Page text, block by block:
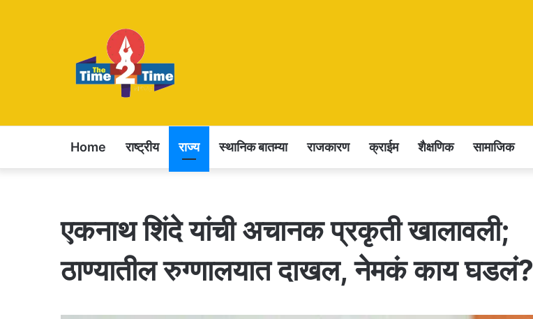
Home राष्ट्रीय राज्य स्थानिक बातम्या राजकारण क्राईम शैक्षणिक सामाजिक
एकनाथ शिंदे यांची अचानक प्रकृती खालावली;
ठाण्यातील रुग्णालयात दाखल, नेमकं काय घडलं?